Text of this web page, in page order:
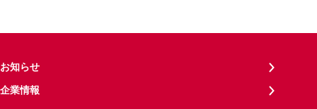
お知らせ
企業情報